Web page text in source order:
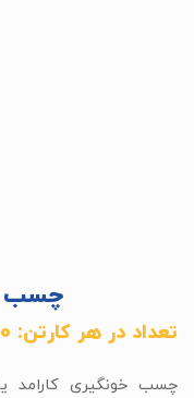
چسب
تعداد در هر کارتن: 48000 عدد
چسب خونگیری